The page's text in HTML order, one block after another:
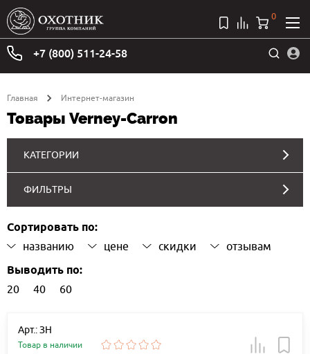
+7 (800) 511-24-58
0
Главная Интернет-магазин
Товары Verney-Carron
КАТЕГОРИИ
ФИЛЬТРЫ
Сортировать по:
названию цене скидки отзывам
Выводить по:
20 40 60
Арт.: ЗН
Товар в наличии